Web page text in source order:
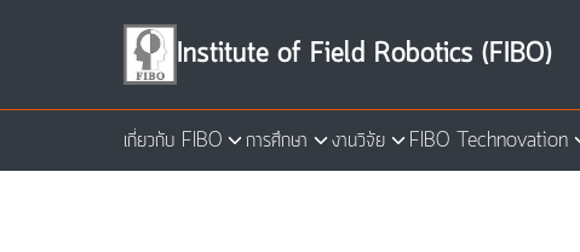
Institute of Field Robotics (FIBO)
เกี่ยวกับ FIBO การศึกษา งานวิจัย FIBO Technovation